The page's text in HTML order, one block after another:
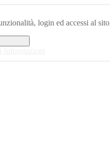
login ed accessi al